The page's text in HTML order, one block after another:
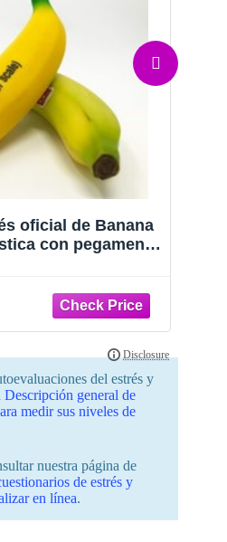
oficial de Banana
con pegamento
del estrés y
Descripción general de
medir sus niveles de
nuestra página de
de estrés y
en línea.